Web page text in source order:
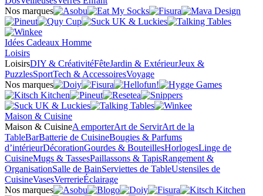
Nos marques
Idées Cadeaux Homme
Loisirs
LoisirsDIY & CréativitéFêteJardin & ExtérieurJeux &
PuzzlesSportTech & AccessoiresVoyage
Nos marques
Maison & Cuisine
Maison & CuisineA emporterArt de ServirArt de la
TableBarBatterie de CuisineBougies & Parfums
d’intérieurDécorationGourdes & BouteillesHorlogesLinge de
CuisineMugs & TassesPaillassons & TapisRangement &
OrganisationSalle de BainServiettes de TableUstensiles de
CuisineVasesVerrerieÉclairage
Nos marques